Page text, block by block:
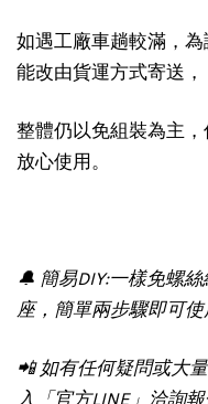
如遇工廠車趟較滿，
能改由貨運方式寄送，
整體仍以免組裝為主
放心使用。
🔔 簡易DIY:一樣免螺
座，簡單兩步驟即可使
📲 如有任何疑問或大
入「官方LINE」洽詢報